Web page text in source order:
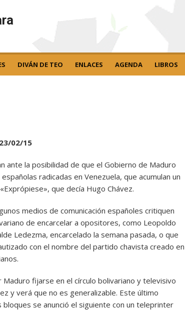
DIVÁN DE TEO ENLACES AGENDA LIBROS
02/15
ante la posibilidad de que el Gobierno de Maduro
radicadas en Venezuela, que acumulan un
que decía Hugo Chávez.
medios de comunicación españoles critiquen
de encarcelar a opositores, como Leopoldo
Ledezma, encarcelado la semana pasada, o que
con el nombre del partido chavista creado en
fijarse en el círculo bolivariano y televisivo
y verá que no es generalizable. Este último
se anunció el siguiente con un teleprinter